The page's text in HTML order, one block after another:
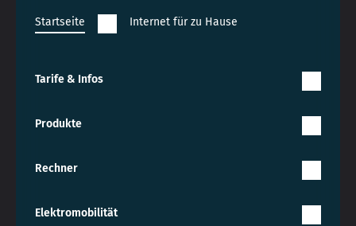
Startseite Internet für zu Hause
Tarife & Infos
Produkte
Rechner
Elektromobilität